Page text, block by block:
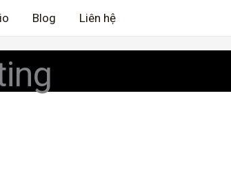
Blog Liên hệ